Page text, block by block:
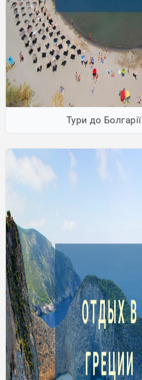
Тури до Болгарії